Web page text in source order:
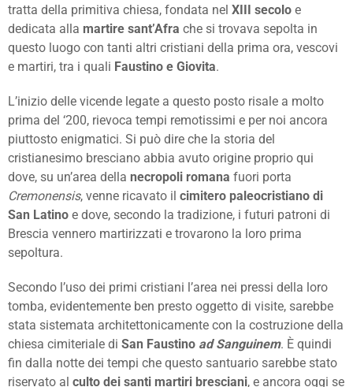
tratta della primitiva chiesa, fondata nel XIII secolo e
dedicata alla martire sant’Afra che si trovava sepolta in
questo luogo con tanti altri cristiani della prima ora, vescovi
e martiri, tra i quali Faustino e Giovita.
L’inizio delle vicende legate a questo posto risale a molto
prima del ‘200, rievoca tempi remotissimi e per noi ancora
piuttosto enigmatici. Si può dire che la storia del
cristianesimo bresciano abbia avuto origine proprio qui
dove, su un’area della necropoli romana fuori porta
Cremonensis, venne ricavato il cimitero paleocristiano di
San Latino e dove, secondo la tradizione, i futuri patroni di
Brescia vennero martirizzati e trovarono la loro prima
sepoltura.
Secondo l’uso dei primi cristiani l’area nei pressi della loro
tomba, evidentemente ben presto oggetto di visite, sarebbe
stata sistemata architettonicamente con la costruzione della
chiesa cimiteriale di San Faustino ad Sanguinem. È quindi
fin dalla notte dei tempi che questo santuario sarebbe stato
riservato al culto dei santi martiri bresciani, e ancora oggi se